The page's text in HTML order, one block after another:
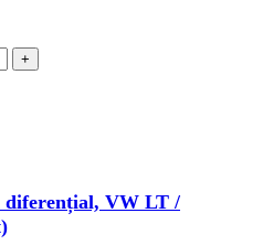
diferențial, VW LT /